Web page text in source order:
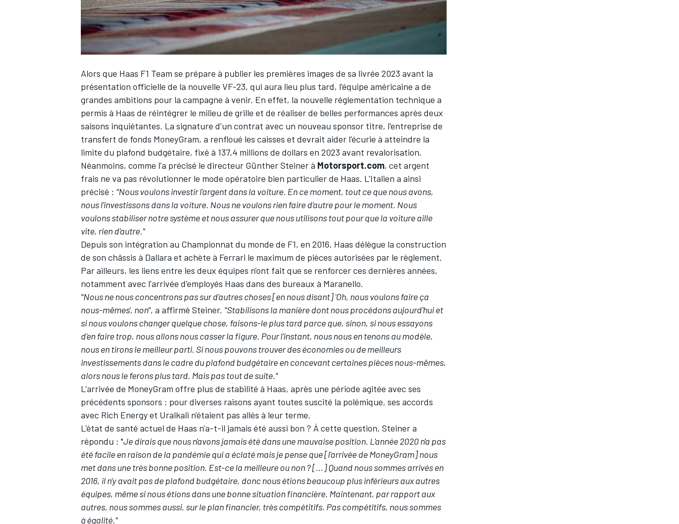
WEC
Alors que Haas F1 Team se prépare à publier les premières images de sa livrée 2023 avant la
présentation officielle de la nouvelle VF-23, qui aura lieu plus tard, l'équipe américaine a de
grandes ambitions pour la campagne à venir. En effet, la nouvelle réglementation technique a
permis à Haas de réintégrer le milieu de grille et de réaliser de belles performances après deux
saisons inquiétantes. La signature d'un contrat avec un nouveau sponsor titre, l'entreprise de
transfert de fonds MoneyGram, a renfloué les caisses et devrait aider l'écurie à atteindre la
limite du plafond budgétaire, fixé à 137,4 millions de dollars en 2023 avant revalorisation.
Néanmoins, comme l'a précisé le directeur Günther Steiner à Motorsport.com, cet argent
frais ne va pas révolutionner le mode opératoire bien particulier de Haas. L'Italien a ainsi
précisé : "Nous voulons investir l'argent dans la voiture. En ce moment, tout ce que nous avons,
nous l'investissons dans la voiture. Nous ne voulons rien faire d'autre pour le moment. Nous
voulons stabiliser notre système et nous assurer que nous utilisons tout pour que la voiture aille
vite, rien d'autre."
Depuis son intégration au Championnat du monde de F1, en 2016, Haas délègue la construction
de son châssis à Dallara et achète à Ferrari le maximum de pièces autorisées par le règlement.
Par ailleurs, les liens entre les deux équipes n'ont fait que se renforcer ces dernières années,
notamment avec l'arrivée d'employés Haas dans des bureaux à Maranello.
"Nous ne nous concentrons pas sur d'autres choses [en nous disant] 'Oh, nous voulons faire ça
nous-mêmes', non", a affirmé Steiner. "Stabilisons la manière dont nous procédons aujourd'hui et
si nous voulons changer quelque chose, faisons-le plus tard parce que, sinon, si nous essayons
d'en faire trop, nous allons nous casser la figure. Pour l'instant, nous nous en tenons au modèle,
nous en tirons le meilleur parti. Si nous pouvons trouver des économies ou de meilleurs
investissements dans le cadre du plafond budgétaire en concevant certaines pièces nous-mêmes,
alors nous le ferons plus tard. Mais pas tout de suite."
L'arrivée de MoneyGram offre plus de stabilité à Haas, après une période agitée avec ses
précédents sponsors : pour diverses raisons ayant toutes suscité la polémique, ses accords
avec Rich Energy et Uralkali n'étaient pas allés à leur terme.
L'état de santé actuel de Haas n'a-t-il jamais été aussi bon ? À cette question, Steiner a
répondu : "Je dirais que nous n'avons jamais été dans une mauvaise position. L'année 2020 n'a pas
été facile en raison de la pandémie qui a éclaté mais je pense que [l'arrivée de MoneyGram] nous
met dans une très bonne position. Est-ce la meilleure ou non ? [...] Quand nous sommes arrivés en
2016, il n'y avait pas de plafond budgétaire, donc nous étions beaucoup plus inférieurs aux autres
équipes, même si nous étions dans une bonne situation financière. Maintenant, par rapport aux
autres, nous sommes aussi, sur le plan financier, très compétitifs. Pas compétitifs, nous sommes
à égalité."